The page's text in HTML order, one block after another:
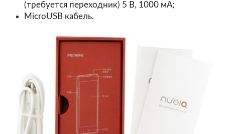
(требуется переходник) 5 В, 1000 мА;
MicroUSB кабель.